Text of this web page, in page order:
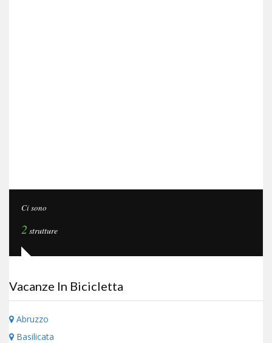
Ci sono
2 strutture
Vacanze In Bicicletta
Abruzzo
Basilicata